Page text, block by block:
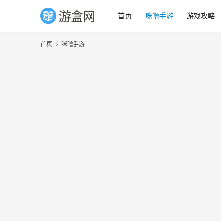
首页 咪噜手游 游戏攻略
首页 咪噜手游